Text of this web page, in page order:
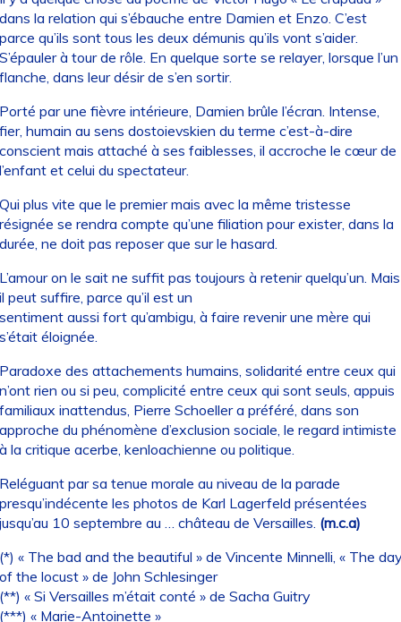
la relation qui s’ébauche entre Damien et Enzo. C’est
qu’ils sont tous les deux démunis qu’ils vont s’aider.
à tour de rôle. En quelque sorte se relayer, lorsque l’un
dans leur désir de s’en sortir.
par une fièvre intérieure, Damien brûle l’écran. Intense,
humain au sens dostoievskien du terme c’est-à-dire
mais attaché à ses faiblesses, il accroche le cœur de
et celui du spectateur.
plus vite que le premier mais avec la même tristesse
se rendra compte qu’une filiation pour exister, dans la
ne doit pas reposer que sur le hasard.
on le sait ne suffit pas toujours à retenir quelqu’un. Mais
peut suffire, parce qu’il est un
aussi fort qu’ambigu, à faire revenir une mère qui
éloignée.
des attachements humains, solidarité entre ceux qui
rien ou si peu, complicité entre ceux qui sont seuls, appuis
inattendus, Pierre Schoeller a préféré, dans son
du phénomène d’exclusion sociale, le regard intimiste
la critique acerbe, kenloachienne ou politique.
par sa tenue morale au niveau de la parade
les photos de Karl Lagerfeld présentées
10 septembre au … château de Versailles. (m.c.a)
« The bad and the beautiful » de Vincente Minnelli, « The day
the locust » de John Schlesinger
« Si Versailles m’était conté » de Sacha Guitry
« Marie-Antoinette »